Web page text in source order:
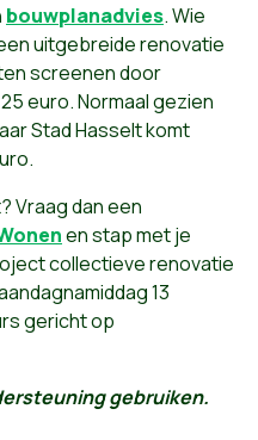
bouwplanadvies. Wie
uitgebreide renovatie
screenen door
euro. Normaal gezien
Stad Hasselt komt
Vraag dan een
en stap met je
collectieve renovatie
13
gericht op
gebruiken.